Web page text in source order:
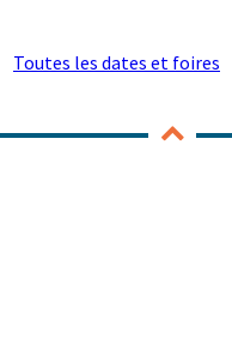
Toutes les dates et foires